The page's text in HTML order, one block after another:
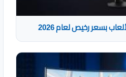
بسعر رخيص لعام 2026